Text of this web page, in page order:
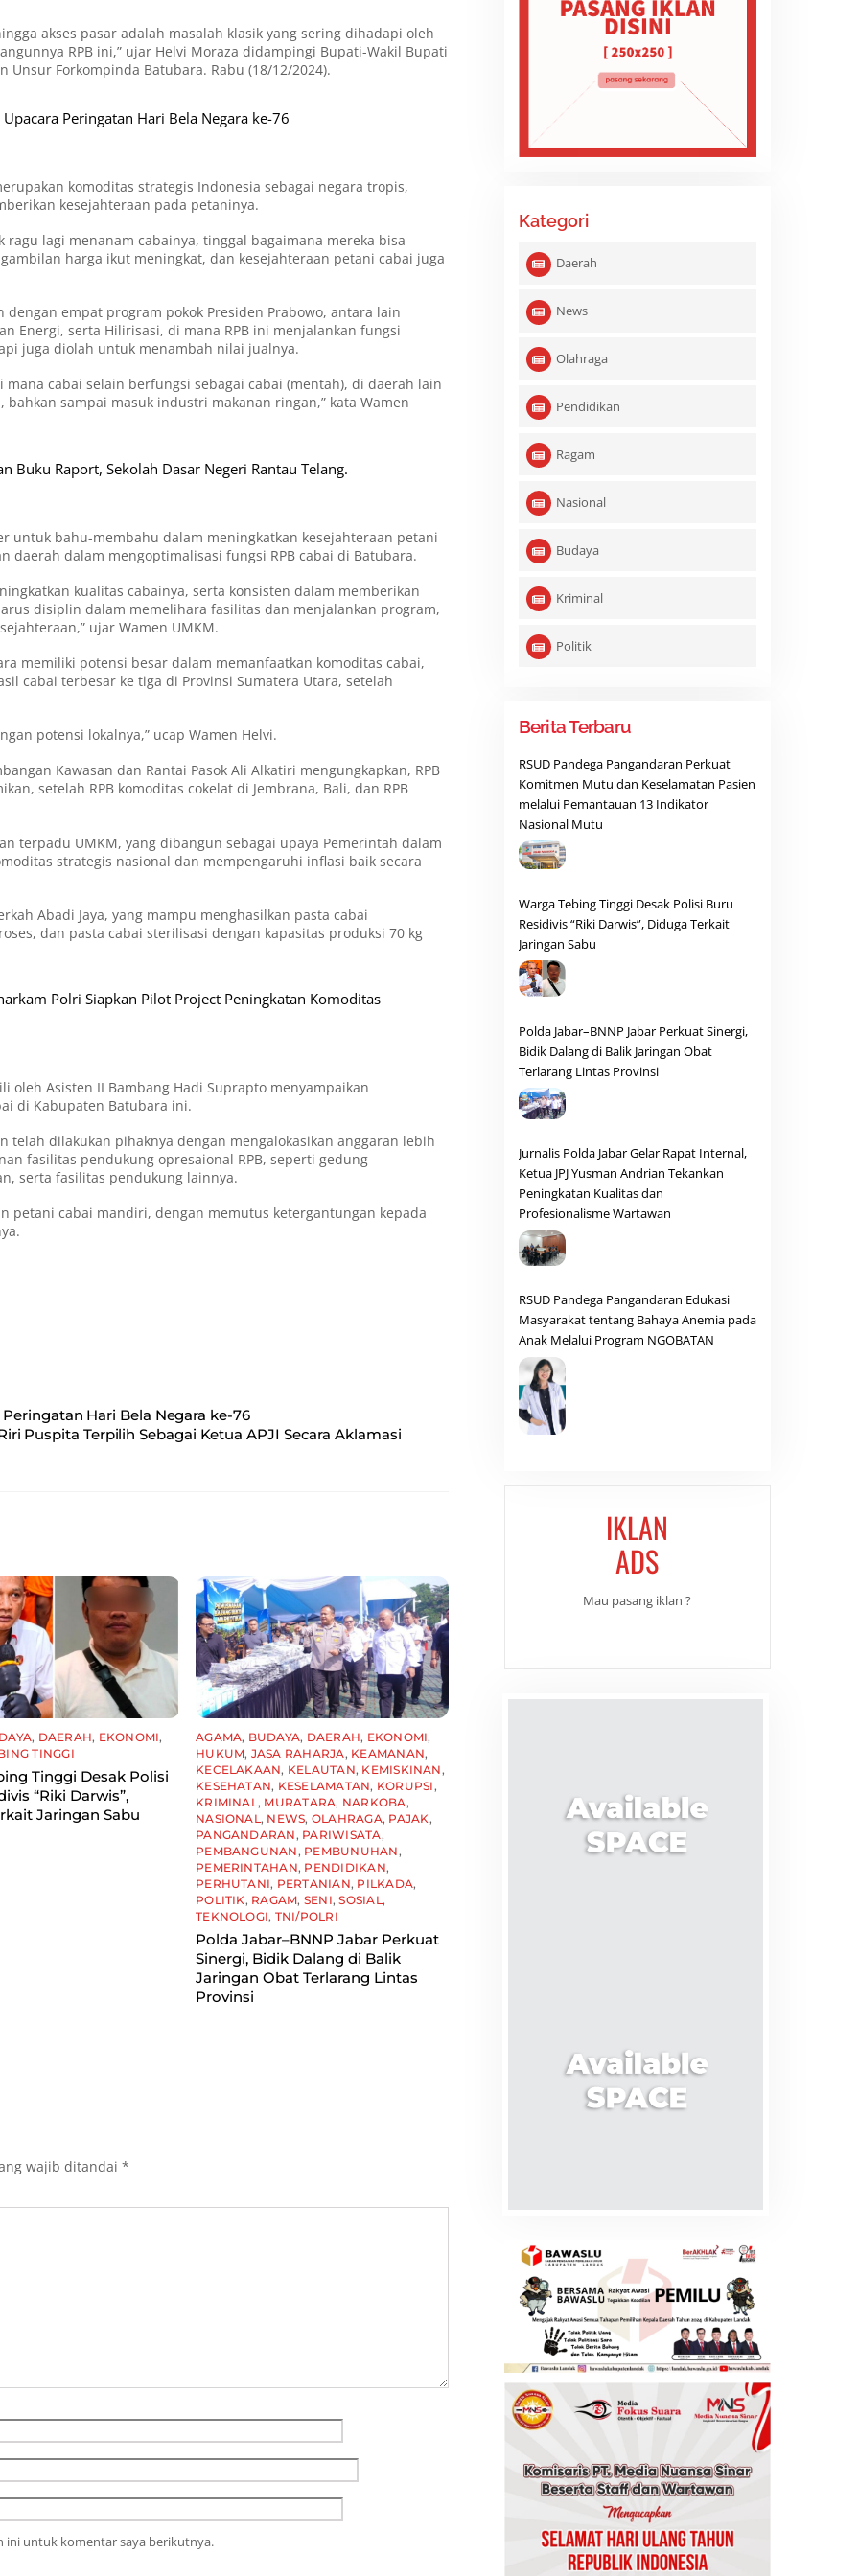
akses pasar adalah masalah klasik yang sering dihadapi oleh
RPB ini,” ujar Helvi Moraza didampingi Bupati-Wakil Bupati
Forkompinda Batubara. Rabu (18/12/2024).
Peringatan Hari Bela Negara ke-76
komoditas strategis Indonesia sebagai negara tropis,
kesejahteraan pada petaninya.
ragu lagi menanam cabainya, tinggal bagaimana mereka bisa
harga ikut meningkat, dan kesejahteraan petani cabai juga
empat program pokok Presiden Prabowo, antara lain
Energi, serta Hilirisasi, di mana RPB ini menjalankan fungsi
juga diolah untuk menambah nilai jualnya.
cabai selain berfungsi sebagai cabai (mentah), di daerah lain
sampai masuk industri makanan ringan,” kata Wamen
Buku Raport, Sekolah Dasar Negeri Rantau Telang.
untuk bahu-membahu dalam meningkatkan kesejahteraan petani
dalam mengoptimalisasi fungsi RPB cabai di Batubara.
kualitas cabainya, serta konsisten dalam memberikan
disiplin dalam memelihara fasilitas dan menjalankan program,
ujar Wamen UMKM.
memiliki potensi besar dalam memanfaatkan komoditas cabai,
cabai terbesar ke tiga di Provinsi Sumatera Utara, setelah
potensi lokalnya,” ucap Wamen Helvi.
Kawasan dan Rantai Pasok Ali Alkatiri mengungkapkan, RPB
setelah RPB komoditas cokelat di Jembrana, Bali, dan RPB
terpadu UMKM, yang dibangun sebagai upaya Pemerintah dalam
strategis nasional dan mempengaruhi inflasi baik secara
Abadi Jaya, yang mampu menghasilkan pasta cabai
dan pasta cabai sterilisasi dengan kapasitas produksi 70 kg
Polri Siapkan Pilot Project Peningkatan Komoditas
oleh Asisten II Bambang Hadi Suprapto menyampaikan
di Kabupaten Batubara ini.
telah dilakukan pihaknya dengan mengalokasikan anggaran lebih
fasilitas pendukung opresaional RPB, seperti gedung
serta fasilitas pendukung lainnya.
petani cabai mandiri, dengan memutus ketergantungan kepada
Hari Bela Negara ke-76
Puspita Terpilih Sebagai Ketua APJI Secara Aklamasi
, DAERAH, EKONOMI,
TINGGI
Tinggi Desak Polisi
“Riki Darwis”,
Jaringan Sabu
AGAMA, BUDAYA, DAERAH, EKONOMI,
HUKUM, JASA RAHARJA, KEAMANAN,
KECELAKAAN, KELAUTAN, KEMISKINAN ,
KESEHATAN, KESELAMATAN, KORUPSI ,
KRIMINAL , MURATARA, NARKOBA,
NASIONAL , NEWS, OLAHRAGA, PAJAK ,
PANGANDARAN , PARIWISATA,
PEMBANGUNAN , PEMBUNUHAN ,
PEMERINTAHAN, PENDIDIKAN,
PERHUTANI, PERTANIAN, PILKADA,
POLITIK , RAGAM, SENI,SOSIAL ,
TEKNOLOGI, TNI/POLRI
Polda Jabar–BNNP Jabar Perkuat
Sinergi, Bidik Dalang di Balik
Jaringan Obat Terlarang Lintas
Provinsi
wajib ditandai *
ini untuk komentar saya berikutnya.
Kategori
Daerah
News
Olahraga
Pendidikan
Ragam
Nasional
Budaya
Kriminal
Politik
Berita Terbaru
RSUD Pandega Pangandaran Perkuat
Komitmen Mutu dan Keselamatan Pasien
melalui Pemantauan 13 Indikator
Nasional Mutu
Warga Tebing Tinggi Desak Polisi Buru
Residivis “Riki Darwis”, Diduga Terkait
Jaringan Sabu
Polda Jabar–BNNP Jabar Perkuat Sinergi,
Bidik Dalang di Balik Jaringan Obat
Terlarang Lintas Provinsi
Jurnalis Polda Jabar Gelar Rapat Internal,
Ketua JPJ Yusman Andrian Tekankan
Peningkatan Kualitas dan
Profesionalisme Wartawan
RSUD Pandega Pangandaran Edukasi
Masyarakat tentang Bahaya Anemia pada
Anak Melalui Program NGOBATAN
IKLAN
ADS
Mau pasang iklan ?